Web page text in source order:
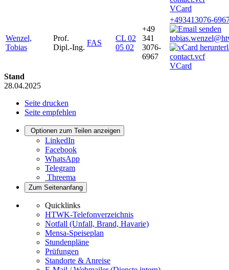
VCard
Wenzel,
Tobias
Prof.
Dipl.-Ing.
FAS
CL 02
05 02
+49
341
3076-
6967
+493413076-
VCard
Stand
28.04.2025
Seite drucken
Seite empfehlen
Optionen zum Teilen anzeigen
LinkedIn
Facebook
WhatsApp
Telegram
Threema
Zum Seitenanfang
Quicklinks
HTWK-Telefonverzeichnis
Notfall (Unfall, Brand, Havarie)
Mensa-Speiseplan
Stundenpläne
Prüfungen
Standorte & Anreise